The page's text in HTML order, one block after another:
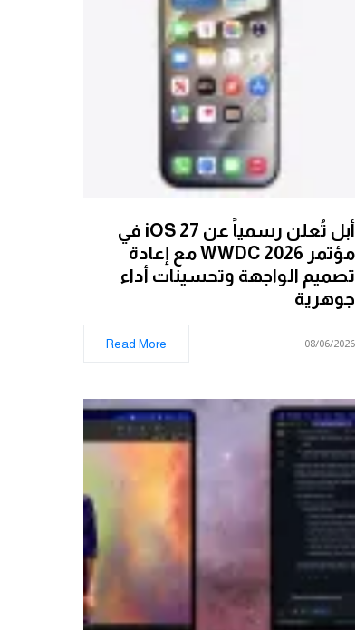
أبل تُعلن رسمياً عن iOS 27 في
مؤتمر WWDC 2026 مع إعادة
تصميم الواجهة وتحسينات أداء
جوهرية
08/06/2026
Read More